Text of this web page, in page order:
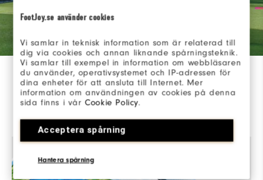
FootJoy.se använder cookies
Vi samlar in teknisk information som är relaterad till
dig via cookies och annan liknande spårningsteknik.
Vi samlar till exempel in information om webbläsaren
du använder, operativsystemet och IP-adressen för
dina enheter för att ansluta till Internet. Mer
information om användningen av cookies på denna
sida finns i vårCookie Policy.
Acceptera spårning
Hantera spårning
FAITES ÉVOLUER VOTRE JEU
Pro/SLX est l'exemple parfait en matière
d'innovation et de performance golfique. Elle a été
conçue pour vous apporter une traction, un contrôle
et un confort ultimes.